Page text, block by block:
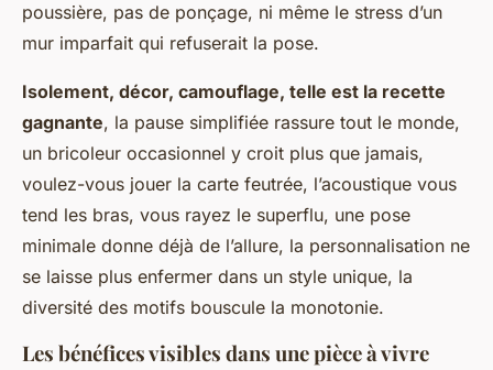
poussière, pas de ponçage, ni même le stress d’un
mur imparfait qui refuserait la pose.
Isolement, décor, camouflage, telle est la recette
gagnante, la pause simplifiée rassure tout le monde,
un bricoleur occasionnel y croit plus que jamais,
voulez-vous jouer la carte feutrée, l’acoustique vous
tend les bras, vous rayez le superflu, une pose
minimale donne déjà de l’allure, la personnalisation ne
se laisse plus enfermer dans un style unique, la
diversité des motifs bouscule la monotonie.
Les bénéfices visibles dans une pièce à vivre